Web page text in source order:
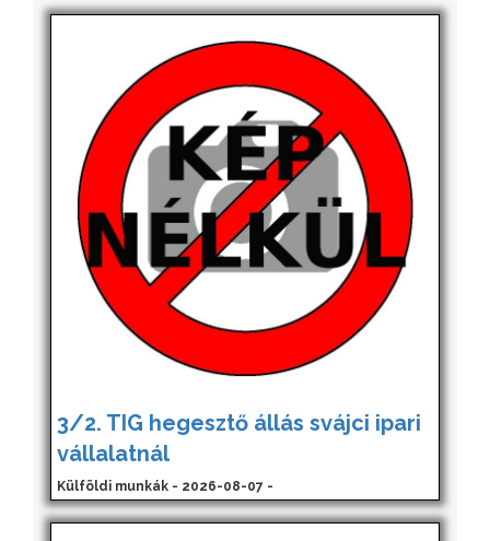
3/2. TIG hegesztő állás svájci ipari
vállalatnál
Külföldi munkák - 2026-08-07 -